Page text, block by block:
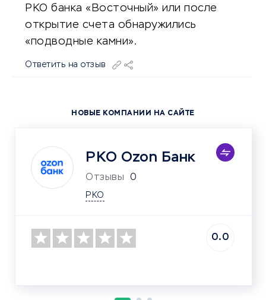
РКО банка «Восточный» или после
открытие счета обнаружились
«подводные камни».
Ответить на отзыв
НОВЫЕ КОМПАНИИ НА САЙТЕ
РКО Ozon Банк
Отзывы 0
РКО
0.0